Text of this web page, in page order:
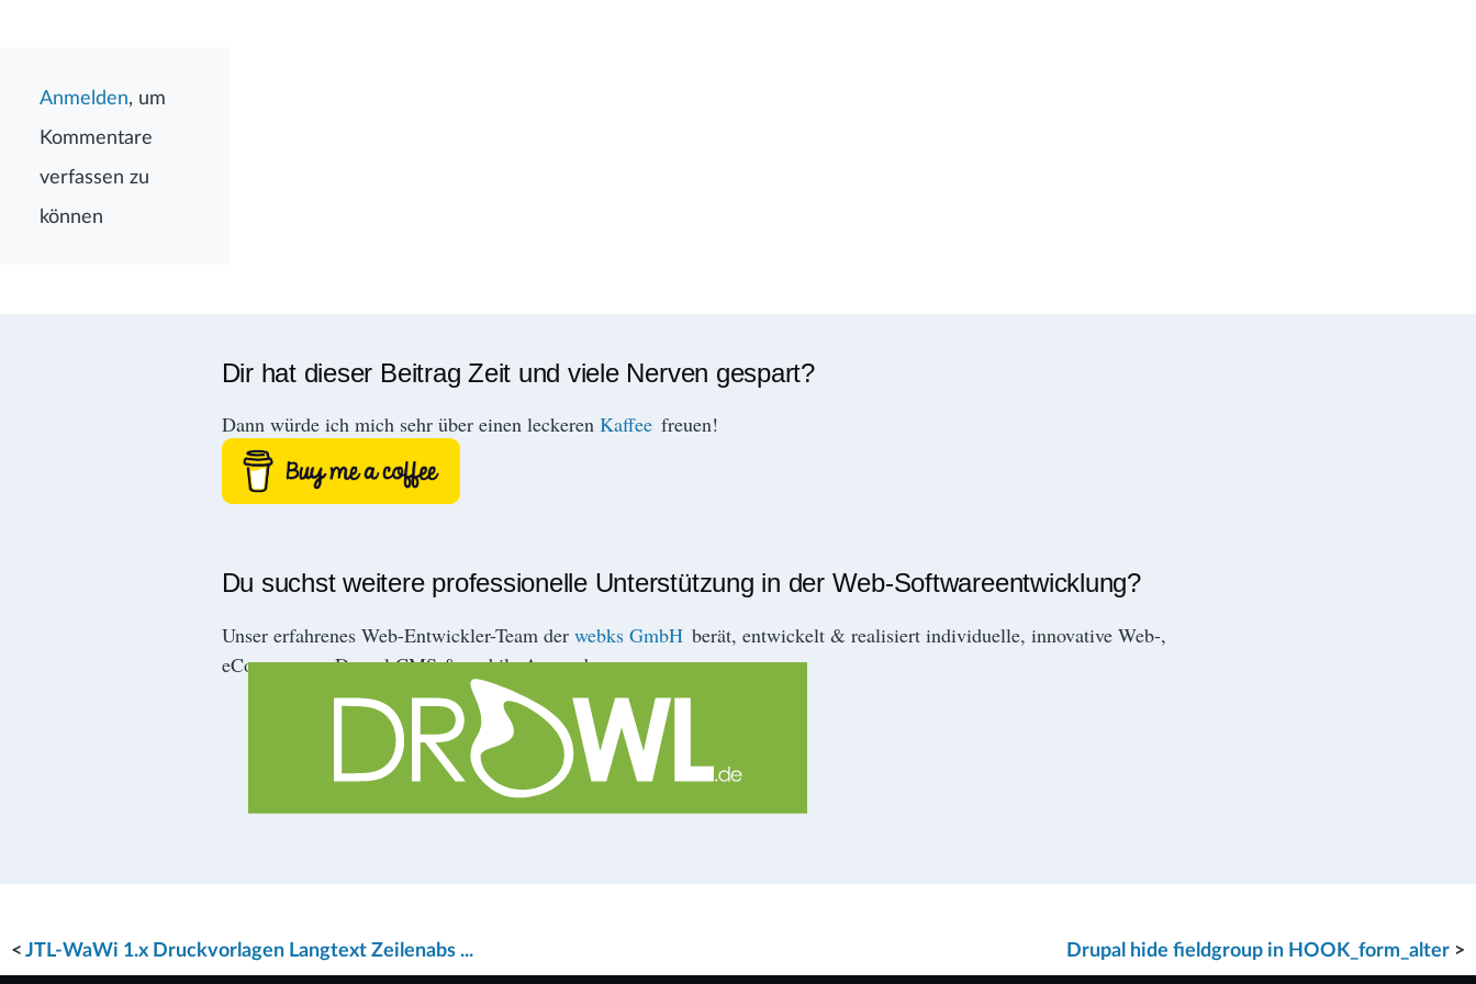
Anmelden, um
Kommentare
verfassen zu
können
Dir hat dieser Beitrag Zeit und viele Nerven gespart?
Dann würde ich mich sehr über einen leckeren Kaffee freuen!
Du suchst weitere professionelle Unterstützung in der Web-Softwareentwicklung?
Unser erfahrenes Web-Entwickler-Team der webks GmbH berät, entwickelt & realisiert individuelle, innovative Web-,
eCommerce-, Drupal CMS & mobile Anwendungen.
<JTL-WaWi 1.x Druckvorlagen Langtext Zeilenabs ... Drupal hide fieldgroup in HOOK_form_alter >